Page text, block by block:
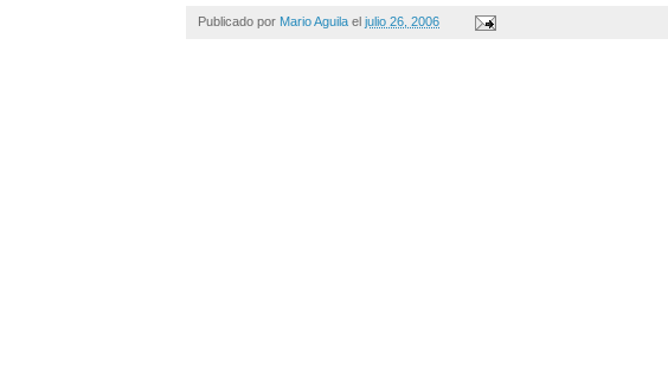
Publicado por Mario Aguila el julio 26, 2006